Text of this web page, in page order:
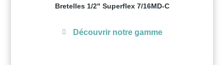
Bretelles 1/2" Superflex 7/16MD-C
Découvrir notre gamme